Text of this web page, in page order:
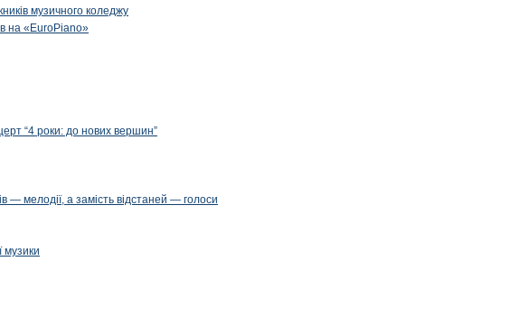
музичного коледжу
на «EuroPiano»
“4 роки: до нових вершин”
— мелодії, а замість відстаней — голоси
музики